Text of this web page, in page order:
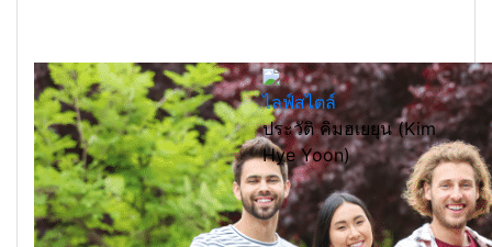
ไลฟ์สไตล์
ประวัติ คิมฮเยยุน (Kim
Hye Yoon)